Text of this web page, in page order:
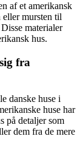
af et amerikansk
mursten til
materialer
hus.
fra
danske huse i
huse har
på detaljer som
dem fra de mere